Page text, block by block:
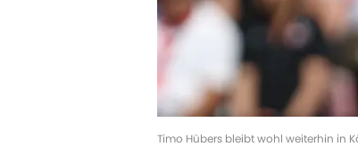
Timo Hübers bleibt wohl weiterhin in